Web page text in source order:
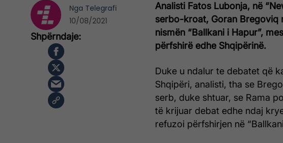
Analisti Fatos Lubonja, në
serbo-kroat, Goran Bregoviq
nismën “Ballkani i Hapur”,
përfshirë edhe Shqipërinë.
Duke u ndalur te debatet që
Shqipëri, analisti, tha se
serb, duke shtuar, se Rama
të krijuar debat edhe ndaj
refuzoi përfshirjen në
Nga Telegrafi
10/08/2021